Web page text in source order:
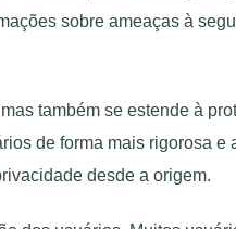
sobre ameaças à
também se estende à
de forma mais rigorosa
desde a origem.